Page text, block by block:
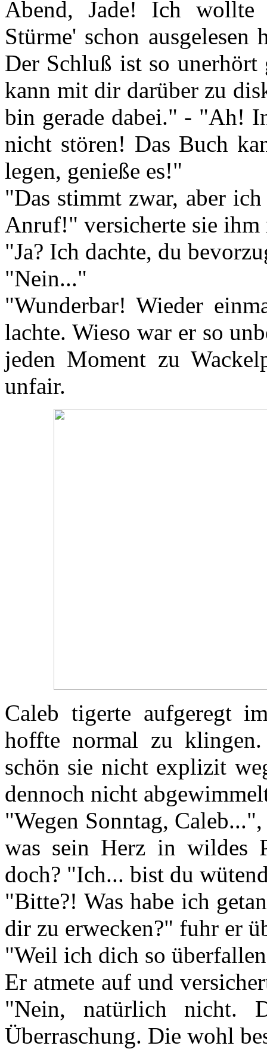
Abend, Jade! Ich
Stürme' schon ausgelesen
Der Schluß ist so unerhört
kann mit dir darüber zu
bin gerade dabei." - "Ah!
nicht stören! Das Buch
legen, genieße es!"
"Das stimmt zwar, aber
Anruf!" versicherte sie ihm
"Ja? Ich dachte, du
"Nein..."
"Wunderbar! Wieder
lachte. Wieso war er so
jeden Moment zu
unfair.
Caleb tigerte aufgeregt
hoffte normal zu
schön sie nicht explizit
dennoch nicht
"Wegen Sonntag,
was sein Herz in wildes
doch? "Ich... bist du
"Bitte?! Was habe ich
dir zu erwecken?" fuhr er
"Weil ich dich so
Er atmete auf und
"Nein, natürlich nicht.
Überraschung. Die wohl